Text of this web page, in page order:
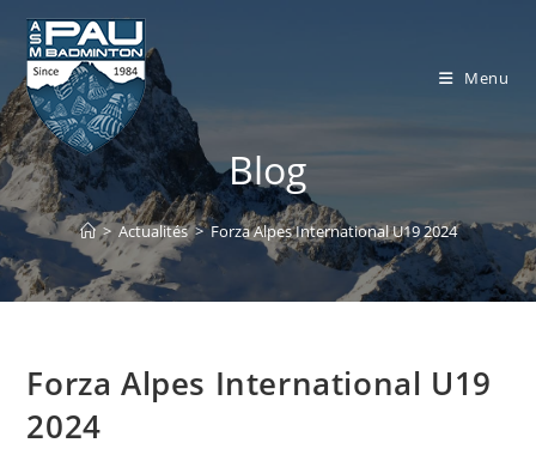
Skip
content
Menu
Blog
> Actualités > Forza Alpes International U19 2024
Forza Alpes International U19
2024